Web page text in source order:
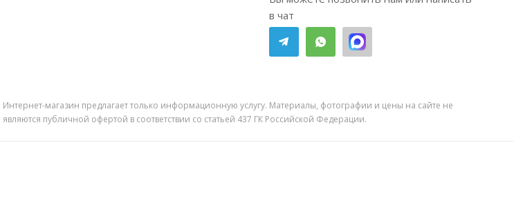
в чат
Интернет-магазин предлагает только информационную услугу. Материалы, фотографии и цены на сайте не
являются публичной офертой в соответствии со статьей 437 ГК Российской Федерации.